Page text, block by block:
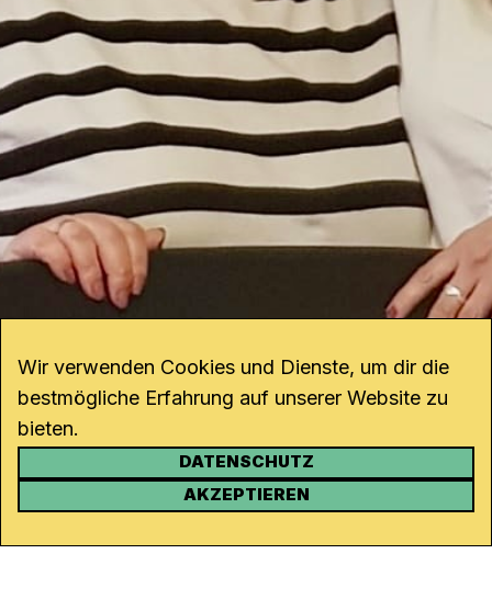
KONTAKT
Rohrerstrasse 20
Wir verwenden Cookies und Dienste, um dir die
bestmögliche Erfahrung auf unserer Website zu
bieten.
DATENSCHUTZ
AKZEPTIEREN